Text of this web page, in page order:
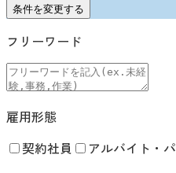
条件を変更する
フリーワード
雇用形態
契約社員 アルバイト・